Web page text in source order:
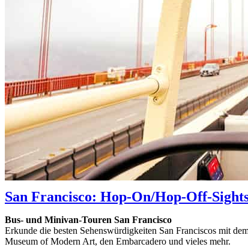
San Francisco: Hop-On/Hop-Off-
Bus- und Minivan-Touren San Francisco
Erkunde die besten Sehenswürdigkeiten San Franciscos mit
Museum of Modern Art, den Embarcadero und vieles mehr.